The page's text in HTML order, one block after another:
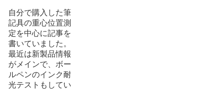
自分で購入した筆
記具の重心位置測
定を中心に記事を
書いていました。
最近は新製品情報
がメインで、ボー
ルペンのインク耐
光テストもしてい